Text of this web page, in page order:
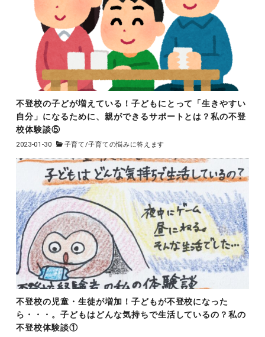
不登校の子どが増えている！子どもにとって「生きやすい
自分」になるために、親ができるサポートとは？私の不登
校体験談⑤
2023-01-30 子育て/子育ての悩みに答えます
不登校の児童・生徒が増加！子どもが不登校になった
ら・・・。子どもはどんな気持ちで生活しているの？私の
不登校体験談①